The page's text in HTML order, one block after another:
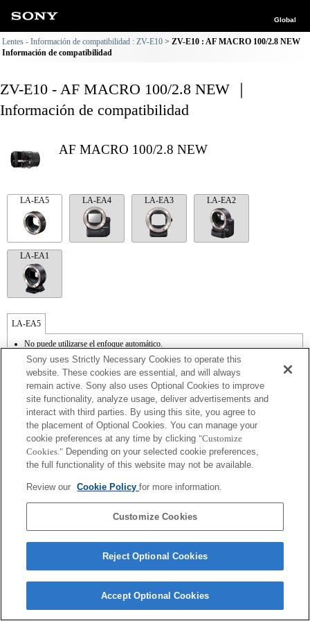
Global
Lentes - Información de compatibilidad : ZV-E10
ZV-E10 : AF MACRO 100/2.8 NEW
Información de compatibilidad
ZV-E10 - AF MACRO 100/2.8 NEW ｜
Información de compatibilidad
AF MACRO 100/2.8 NEW
LA-EA5 LA-EA4 LA-EA3 LA-EA2
LA-EA1
LA-EA5
No puede utilizarse el enfoque automático.
Disponible con un adaptador de monturas
El sonido de control del diafragma se graba con el micrófono interno.
Outside the A (Aperture priority), S (Shutter priority), and M (Manual) modes, the
shutter speed and the aperture can not be adjusted during the movie recording.
En función de las condiciones de grabación, el brillo de la imagen puede no ser
uniforme. Cambia la función [Front Curtain Shutter/Obturador de cortinilla frontal] a
[Off/Apagado].
Si acoplas la [lente del tipo A-mount] usando un Adaptador Mount, la función de
ayuda MF no funciona automáticamente cuando giras el anillo del foco. Puedes
agrandar la imagen seleccionando la función [Focus Magnifier/Lupa de foco] o la
función [MF Assist/Ayuda MF] a cualquier tecla en las "opciones personalizadas".
La función SteadyShot no responde cuando SteadyShot está ajustado a [Estándar].
Terms of Use Contact Us
Sony uses Strictly Necessary Cookies to operate this
website. These cookies are essential, and will always
remain active. Sony also uses Optional Cookies to improve
site functionality, analyze usage, deliver advertisements and
interact with third parties. By using this site, you agree to
the placement of Optional Cookies. You can manage your
cookie preferences at any time by clicking "Customize
Cookies." Depending on your selected cookie preferences,
the full functionality of this website may not be available.
Review our Cookie Policyfor more information.
Customize Cookies
Reject Optional Cookies
Accept Optional Cookies